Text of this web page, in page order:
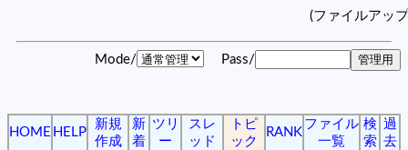
(ファイルアッ
Mode/ Pass/
HOME HELP
新規
作成
新
着
ツリ
ー
スレ
ッド
トピ
ック
RANK
ファイル
一覧
検
索
過
去